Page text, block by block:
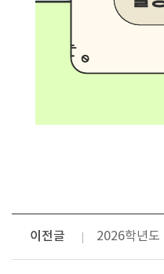
이전글 2026학년도